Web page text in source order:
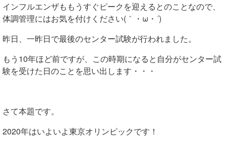
インフルエンザももうすぐピークを迎えるとのことなので、
体調管理にはお気を付けください(｀・ω・´)
昨日、一昨日で最後のセンター試験が行われました。
もう10年ほど前ですが、この時期になると自分がセンター試
験を受けた日のことを思い出します・・・
さて本題です。
2020年はいよいよ東京オリンピックです！